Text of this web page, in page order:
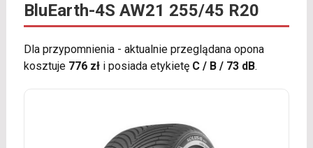
BluEarth-4S AW21 255/45 R20
Dla przypomnienia - aktualnie przeglądana opona
kosztuje 776 złi posiada etykietę C / B / 73 dB.